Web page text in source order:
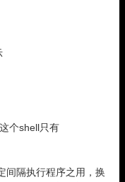
个shell只有
间隔执行程序之用，换